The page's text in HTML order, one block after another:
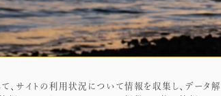
、サイトの利用状況について情報を収集し、データ解